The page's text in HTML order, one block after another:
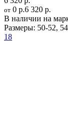
от 0 р.6 320 р.
В наличии на
Размеры: 50-52,
18